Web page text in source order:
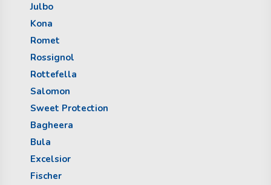
Julbo
Kona
Romet
Rossignol
Rottefella
Salomon
Sweet Protection
Bagheera
Bula
Excelsior
Fischer